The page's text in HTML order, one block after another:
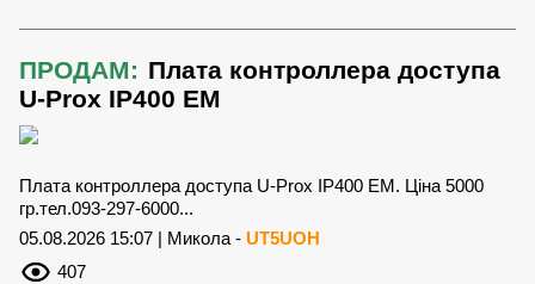
ПРОДАМ: Плата контроллера доступа
U-Prox IP400 EM
Плата контроллера доступа U-Prox IP400 EM. Ціна 5000
гр.тел.093-297-6000...
05.08.2026 15:07 | Микола - UT5UOH
407